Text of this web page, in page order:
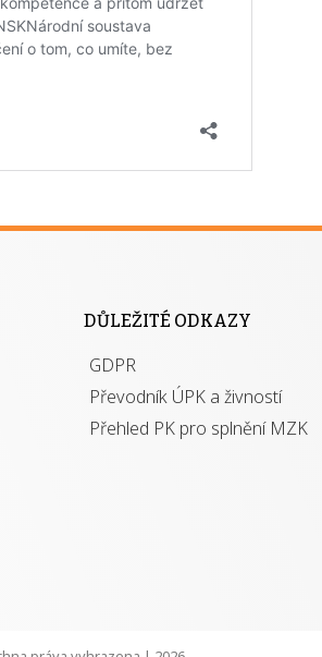
DŮLEŽITÉ ODKAZY
GDPR
Převodník ÚPK a živností
Přehled PK pro splnění MZK